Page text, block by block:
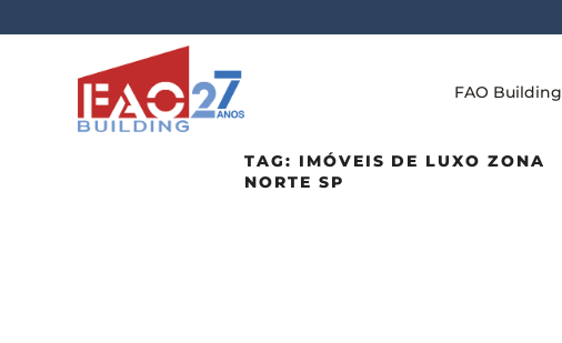
FAO Building
TAG: IMÓVEIS DE LUXO ZONA
NORTE SP